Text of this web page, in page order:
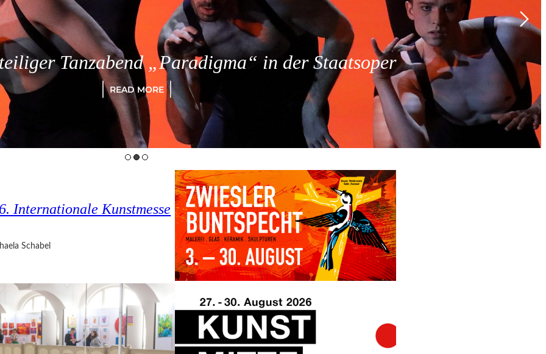
Tanzabend „Paradigma“ in der Staatsoper
READ MORE
Internationale Kunstmesse
Schabel